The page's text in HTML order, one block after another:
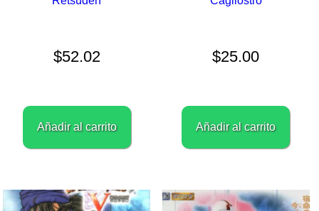
$52.02
Añadir al carrito
$25.00
Añadir al carrito